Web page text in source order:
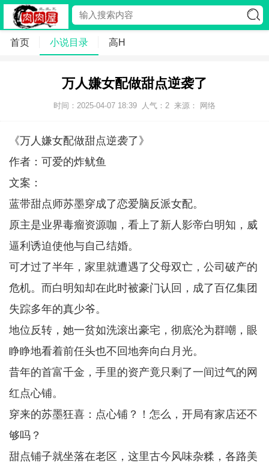
首页 小说目录 高H
万人嫌女配做甜点逆袭了
时间：2025-04-07 18:39 人气： 2 来源： 网络
《万人嫌女配做甜点逆袭了》
作者：可爱的炸鱿鱼
文案：
蓝带甜点师苏墨穿成了恋爱脑反派女配。
原主是业界毒瘤资源咖，看上了新人影帝白明知，威
逼利诱迫使他与自己结婚。
可才过了半年，家里就遭遇了父母双亡，公司破产的
危机。而白明知却在此时被豪门认回，成了百亿集团
失踪多年的真少爷。
地位反转，她一贫如洗滚出豪宅，彻底沦为群嘲，眼
睁睁地看着前任头也不回地奔向白月光。
昔年的首富千金，手里的资产竟只剩了一间过气的网
红点心铺。
穿来的苏墨狂喜：点心铺？！怎么，开局有家店还不
够吗？
甜点铺子就坐落在老区，这里古今风味杂糅，各路美